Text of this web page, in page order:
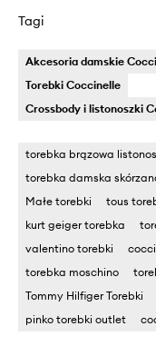
Tagi
Akcesoria damskie
Torebki Coccinelle
Crossbody i listonoszki
torebka brązowa
torebka damska
Małe torebki
tous
kurt geiger torebka
valentino torebki
torebka moschino
Tommy Hilfiger Torebki
pinko torebki outlet